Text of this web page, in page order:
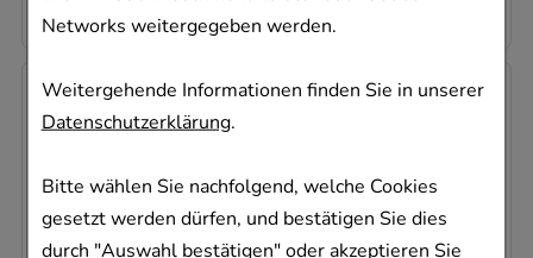
Networks weitergegeben werden.
Weitergehende Informationen finden Sie in unserer
Datenschutzerklärung.
Bitte wählen Sie nachfolgend, welche Cookies
gesetzt werden dürfen, und bestätigen Sie dies
durch "Auswahl bestätigen" oder akzeptieren Sie